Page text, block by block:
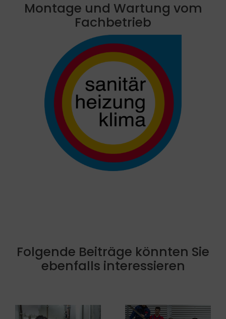
Montage und Wartung vom
Fachbetrieb
Folgende Beiträge könnten Sie
ebenfalls interessieren